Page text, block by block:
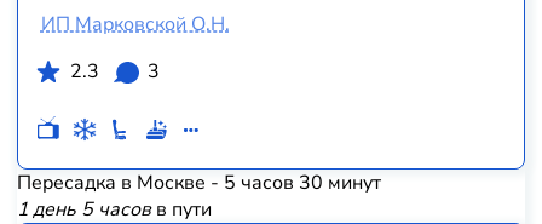
ИП Марковской О.Н.
2.3
3
Пересадка в Москве - 5 часов 30 минут
1 день 5 часовв пути